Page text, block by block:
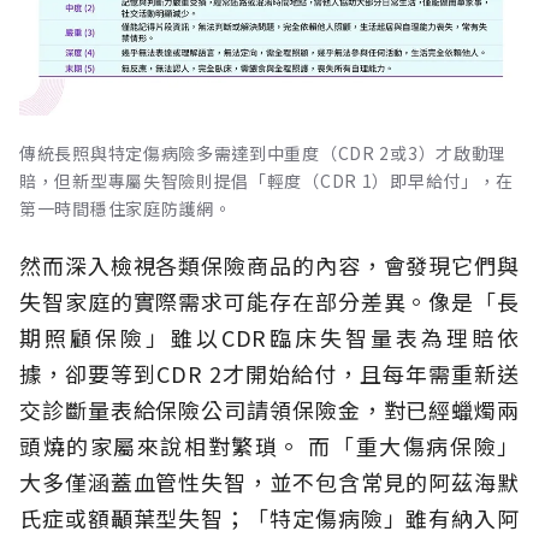
傳統長照與特定傷病險多需達到中重度（CDR 2或3）才啟動理
賠，但新型專屬失智險則提倡「輕度（CDR 1）即早給付」，在
第一時間穩住家庭防護網。
然而深入檢視各類保險商品的內容，會發現它們與
失智家庭的實際需求可能存在部分差異。像是「長
期照顧保險」雖以CDR臨床失智量表為理賠依
據，卻要等到CDR 2才開始給付，且每年需重新送
交診斷量表給保險公司請領保險金，對已經蠟燭兩
頭燒的家屬來說相對繁瑣。 而「重大傷病保險」
大多僅涵蓋血管性失智，並不包含常見的阿茲海默
氏症或額顳葉型失智；「特定傷病險」雖有納入阿